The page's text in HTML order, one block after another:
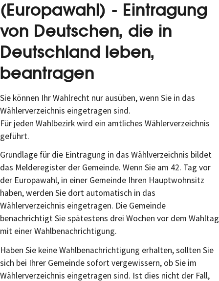
(Europawahl) - Eintragung
von Deutschen, die in
Deutschland leben,
beantragen
Sie können Ihr Wahlrecht nur ausüben, wenn Sie in das
Wählerverzeichnis eingetragen sind.
Für jeden Wahlbezirk wird ein amtliches Wählerverzeichnis
geführt.
Grundlage für die Eintragung in das Wählverzeichnis bildet
das Melderegister der Gemeinde. Wenn Sie am 42. Tag vor
der Europawahl, in einer Gemeinde Ihren Hauptwohnsitz
haben, werden Sie dort automatisch in das
Wählerverzeichnis eingetragen. Die Gemeinde
benachrichtigt Sie spätestens drei Wochen vor dem Wahltag
mit einer Wahlbenachrichtigung.
Haben Sie keine Wahlbenachrichtigung erhalten, sollten Sie
sich bei Ihrer Gemeinde sofort vergewissern, ob Sie im
Wählerverzeichnis eingetragen sind. Ist dies nicht der Fall,